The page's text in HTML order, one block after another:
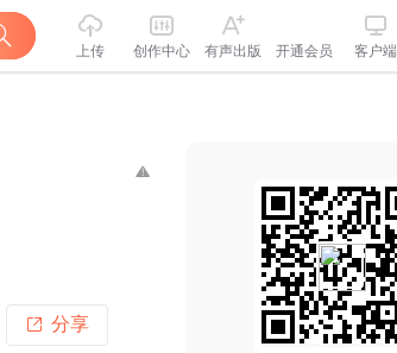
上传 创作中心 有声出版 开通会员 客户端
分享